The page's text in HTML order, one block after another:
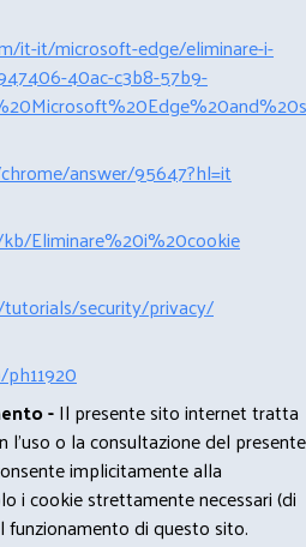
it-it/microsoft-edge/eliminare-i-
40ac-c3b8-57b9-
answer/95647?hl=it
Eliminare%20i%20cookie
security/privacy/
-Il presente sito internet tratta
l'uso o la consultazione del presente
implicitamente alla
i cookie strettamente necessari (di
funzionamento di questo sito.